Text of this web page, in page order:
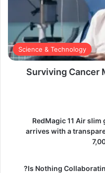
Science & Technology
Surviving Cancer
RedMagic 11 Air
arrives with a
Is Nothing